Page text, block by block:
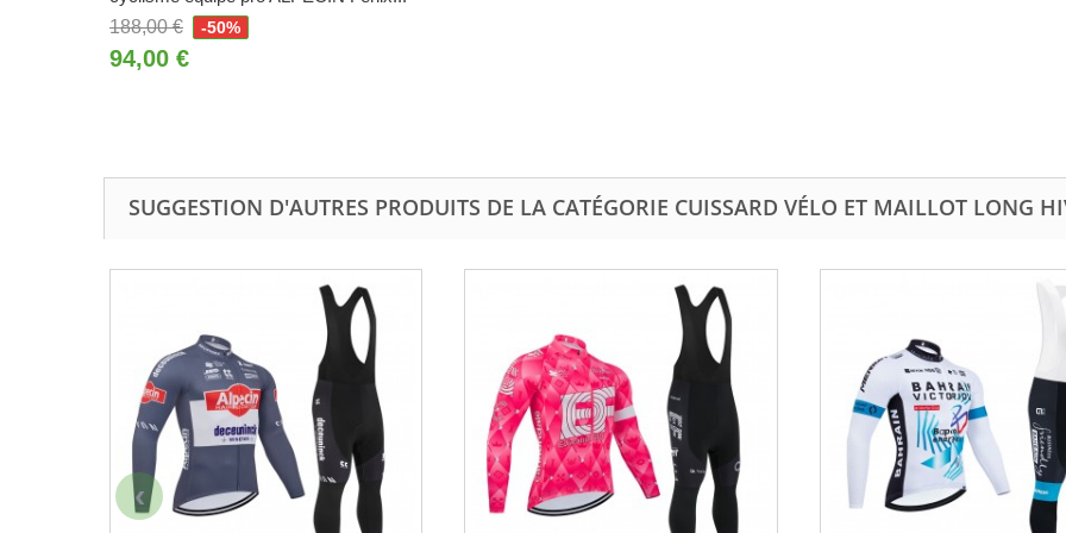
188,00 €
-50%
94,00 €
SUGGESTION D'AUTRES PRODUITS DE LA CATÉGORIE CUISSARD VÉLO ET MAILLOT LONG